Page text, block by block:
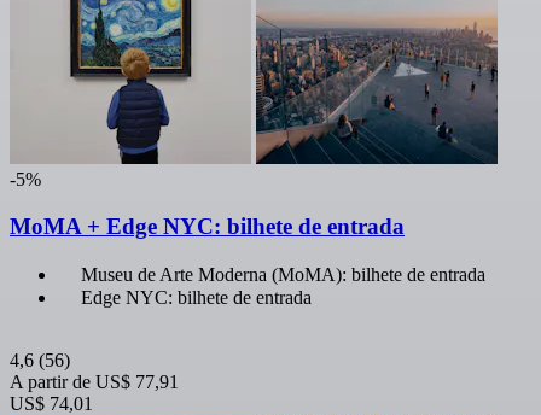
-5%
MoMA + Edge NYC: bilhete de entrada
Museu de Arte Moderna (MoMA): bilhete de entrada
Edge NYC: bilhete de entrada
4,6 (56)
A partir de US$ 77,91
US$ 74,01